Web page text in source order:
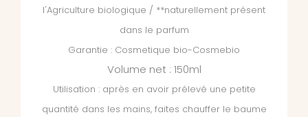
l'Agriculture biologique / **naturellement présent
dans le parfum
Garantie : Cosmetique bio-Cosmebio
Volume net : 150ml
Utilisation : après en avoir prélevé une petite
quantité dans les mains, faites chauffer le baume